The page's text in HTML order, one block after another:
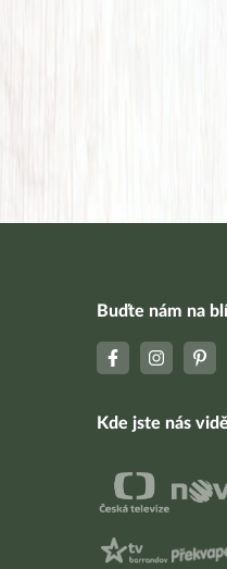
Buďte nám na
Kde jste nás